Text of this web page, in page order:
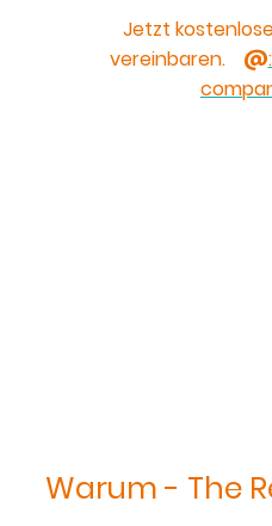
Jetzt
vereinbaren.
@
Warum - The